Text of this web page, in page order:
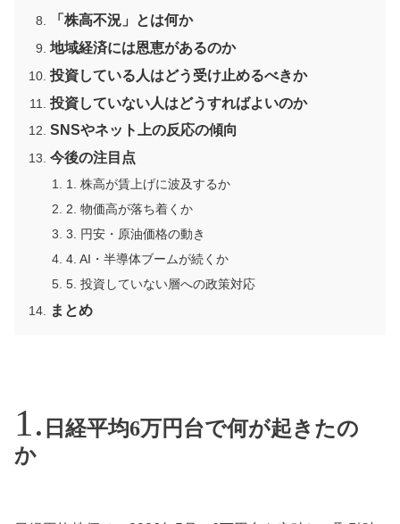
「株高不況」とは何か
地域経済には恩恵があるのか
投資している人はどう受け止めるべきか
投資していない人はどうすればよいのか
SNSやネット上の反応の傾向
今後の注目点
1. 株高が賃上げに波及するか
2. 物価高が落ち着くか
3. 円安・原油価格の動き
4. AI・半導体ブームが続くか
5. 投資していない層への政策対応
まとめ
日経平均6万円台で何が起きたの
か